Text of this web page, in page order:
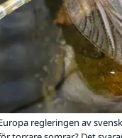
regleringen av